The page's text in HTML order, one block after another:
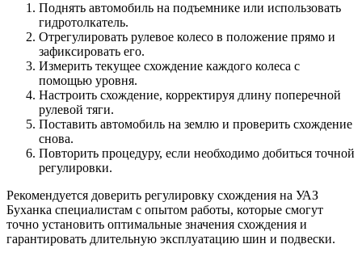
Поднять автомобиль на подъемнике или использовать
гидротолкатель.
Отрегулировать рулевое колесо в положение прямо и
зафиксировать его.
Измерить текущее схождение каждого колеса с
помощью уровня.
Настроить схождение, корректируя длину поперечной
рулевой тяги.
Поставить автомобиль на землю и проверить схождение
снова.
Повторить процедуру, если необходимо добиться точной
регулировки.
Рекомендуется доверить регулировку схождения на УАЗ
Буханка специалистам с опытом работы, которые смогут
точно установить оптимальные значения схождения и
гарантировать длительную эксплуатацию шин и подвески.